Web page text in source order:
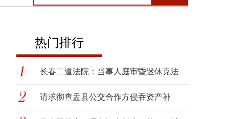
热门排行
长春二道法院：当事人庭审昏迷休克法
官
请求彻查盂县公交合作方侵吞资产补